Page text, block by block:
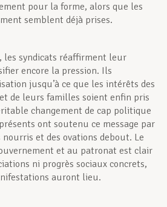
pour la forme, alors que les
semblent déjà prises.
les syndicats réaffirment leur
encore la pression. Ils
jusqu’à ce que les intérêts des
de leurs familles soient enfin pris
changement de cap politique
ont soutenu ce message par
et des ovations debout. Le
et au patronat est clair
ni progrès sociaux concrets,
auront lieu.